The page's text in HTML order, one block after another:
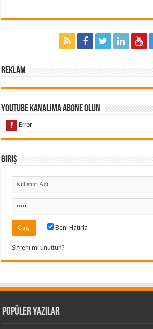
Reklam
Youtube Kanalıma Abone Olun
Giriş
Beni Hatırla
Şifreni mi unuttun?
Popüler Yazılar